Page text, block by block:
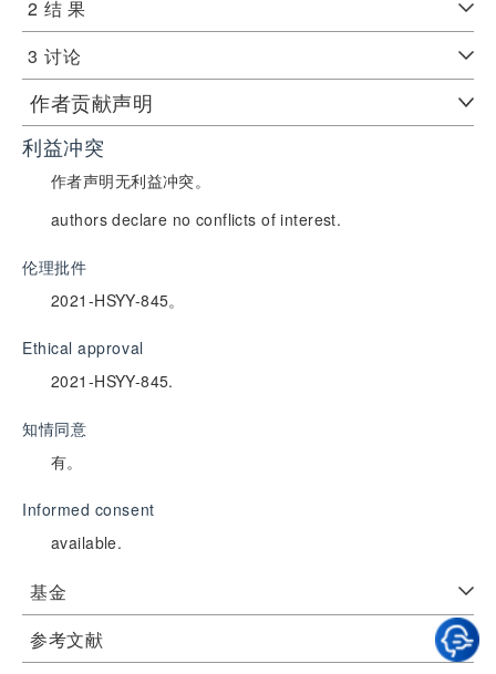
2 结 果
3 讨论
作者贡献声明
利益冲突
作者声明无利益冲突。
authors declare no conflicts of interest.
伦理批件
2021-HSYY-845。
Ethical approval
2021-HSYY-845.
知情同意
有。
Informed consent
available.
基金
参考文献